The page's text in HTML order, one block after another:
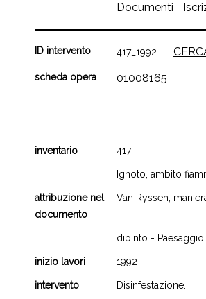
Documenti -
ID intervento 417_1992
scheda opera 01008165
inventario 417
Ignoto, ambito
attribuzione nel
documento
Van Ryssen,
dipinto - Paesaggio
inizio lavori 1992
intervento Disinfestazione.